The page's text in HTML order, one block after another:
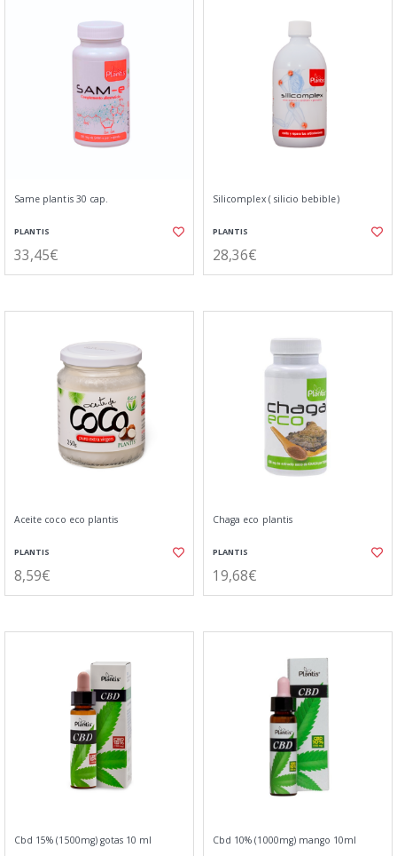
Same plantis 30 cap.
PLANTIS
33,45€
Silicomplex ( silicio bebible)
PLANTIS
28,36€
Aceite coco eco plantis
PLANTIS
8,59€
Chaga eco plantis
PLANTIS
19,68€
Cbd 15% (1500mg) gotas 10 ml Cbd 10% (1000mg) mango 10ml